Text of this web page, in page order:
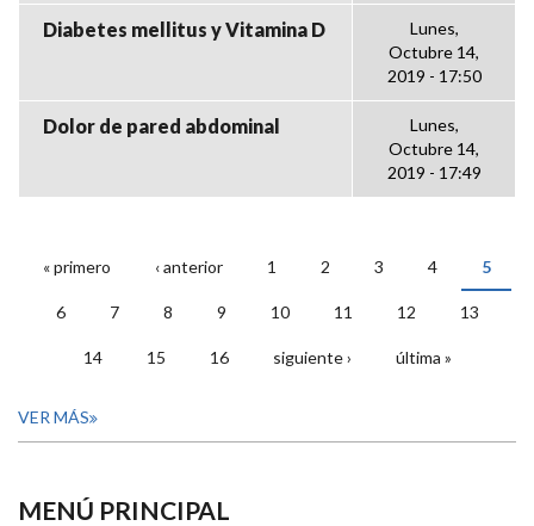
Diabetes mellitus y Vitamina D
Lunes,
Octubre 14,
2019 - 17:50
Dolor de pared abdominal
Lunes,
Octubre 14,
2019 - 17:49
PÁGINAS
« primero ‹ anterior 1 2 3 4 5
6 7 8 9 10 11 12 13
14 15 16 siguiente › última »
VER MÁS
MENÚ PRINCIPAL